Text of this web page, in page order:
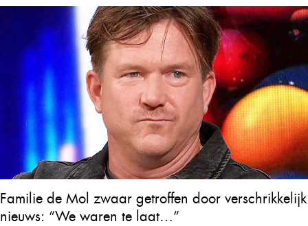
Familie de Mol zwaar getroffen door verschrikkelijk
nieuws: “We waren te laat…”